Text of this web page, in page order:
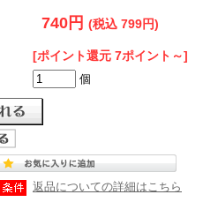
740円 (税込 799円)
[ポイント還元 7ポイント～]
個
返品についての詳細はこちら